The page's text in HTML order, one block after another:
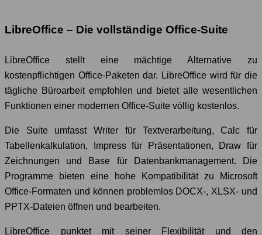
LibreOffice – Die vollständige Office-Suite
LibreOffice stellt eine mächtige Alternative zu
kostenpflichtigen Office-Paketen dar. LibreOffice wird für die
tägliche Büroarbeit empfohlen und bietet alle wesentlichen
Funktionen einer modernen Office-Suite völlig kostenlos.
Die Suite umfasst Writer für Textverarbeitung, Calc für
Tabellenkalkulation, Impress für Präsentationen, Draw für
Zeichnungen und Base für Datenbankmanagement. Die
Programme bieten eine hohe Kompatibilität zu Microsoft
Office-Formaten und können problemlos DOCX-, XLSX- und
PPTX-Dateien öffnen und bearbeiten.
LibreOffice punktet mit seiner Flexibilität und den